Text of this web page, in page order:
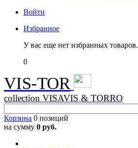
Войти
Избранное
У вас еще нет избранных товаров.
0
VIS-TOR
collection VISAVIS & TORRO
Корзина 0 позиций
на сумму 0 руб.